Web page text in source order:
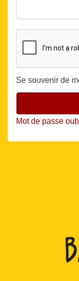
Se souvenir de
Mot de passe